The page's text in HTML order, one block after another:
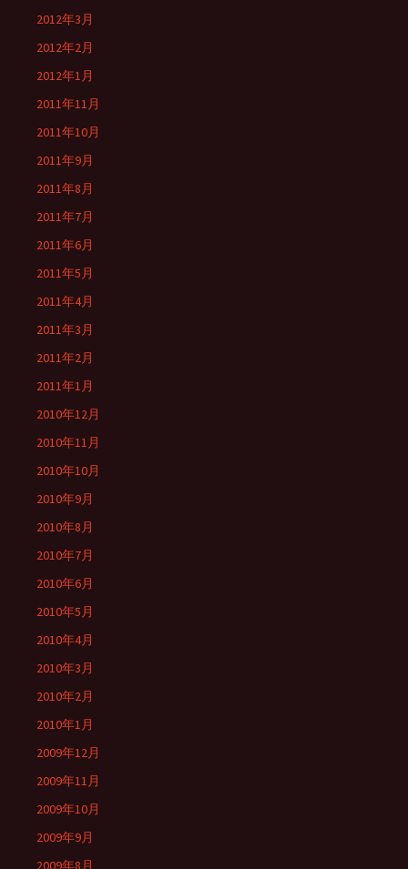
2012年3月
2012年2月
2012年1月
2011年11月
2011年10月
2011年9月
2011年8月
2011年7月
2011年6月
2011年5月
2011年4月
2011年3月
2011年2月
2011年1月
2010年12月
2010年11月
2010年10月
2010年9月
2010年8月
2010年7月
2010年6月
2010年5月
2010年4月
2010年3月
2010年2月
2010年1月
2009年12月
2009年11月
2009年10月
2009年9月
2009年8月